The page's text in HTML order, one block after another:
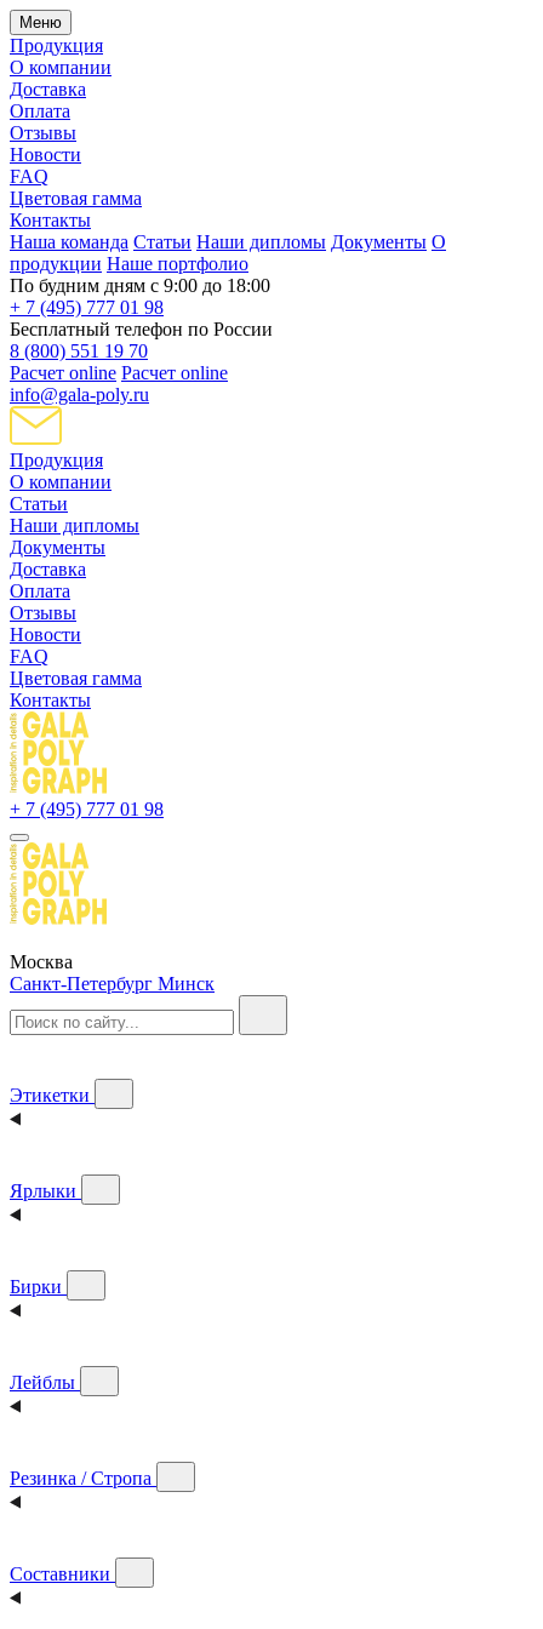
Меню
Продукция
О компании
Доставка
Оплата
Отзывы
Новости
FAQ
Цветовая гамма
Контакты
Наша команда Статьи Наши дипломы Документы О
продукции Наше портфолио
По будним дням с 9:00 до 18:00
+ 7 (495) 777 01 98
Бесплатный телефон по России
8 (800) 551 19 70
Расчет online Расчет online
info@gala-poly.ru
Продукция
О компании
Статьи
Наши дипломы
Документы
Доставка
Оплата
Отзывы
Новости
FAQ
Цветовая гамма
Контакты
+ 7 (495) 777 01 98
Москва
Санкт-Петербург Минск
Этикетки
Ярлыки
Бирки
Лейблы
Резинка / Стропа
Составники